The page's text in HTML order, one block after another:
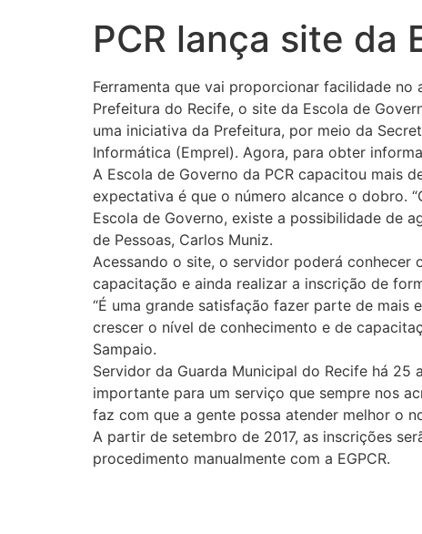
PCR lança site da
Ferramenta que vai proporcionar facilidade
Prefeitura do Recife, o site da Escola de
uma iniciativa da Prefeitura, por meio da
Informática (Emprel). Agora, para obter
A Escola de Governo da PCR capacitou mais
expectativa é que o número alcance o dobro.
Escola de Governo, existe a possibilidade de
de Pessoas, Carlos Muniz.
Acessando o site, o servidor poderá
capacitação e ainda realizar a inscrição de
“É uma grande satisfação fazer parte de mais
crescer o nível de conhecimento e de
Sampaio.
Servidor da Guarda Municipal do Recife há 25
importante para um serviço que sempre nos
faz com que a gente possa atender melhor o
A partir de setembro de 2017, as inscrições
procedimento manualmente com a EGPCR.